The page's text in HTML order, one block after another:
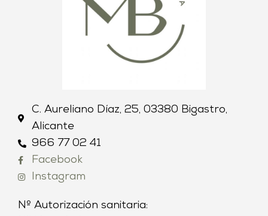
C. Aureliano Díaz, 25, 03380 Bigastro,
Alicante
966 77 02 41
Facebook
Instagram
Nº Autorización sanitaria: